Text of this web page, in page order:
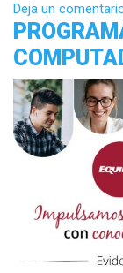
Deja un